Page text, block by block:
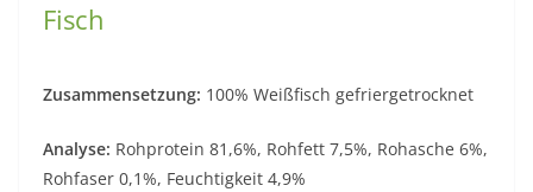
Fisch
Zusammensetzung: 100% Weißfisch gefriergetrocknet
Analyse: Rohprotein 81,6%, Rohfett 7,5%, Rohasche 6%,
Rohfaser 0,1%, Feuchtigkeit 4,9%